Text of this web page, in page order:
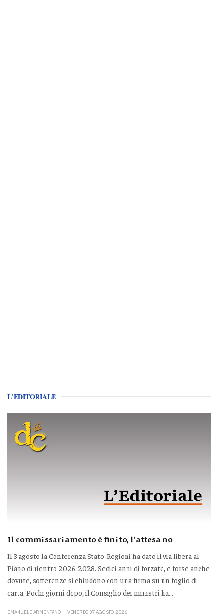
L'EDITORIALE
Il commissariamento è finito, l'attesa no
Il 3 agosto la Conferenza Stato-Regioni ha dato il via libera al
Piano di rientro 2026-2028. Sedici anni di forzate, e forse anche
dovute, sofferenze si chiudono con una firma su un foglio di
carta. Pochi giorni dopo, il Consiglio dei ministri ha...
EMANUELE ARMENTANO VENERDÌ 07 AGOSTO 2026